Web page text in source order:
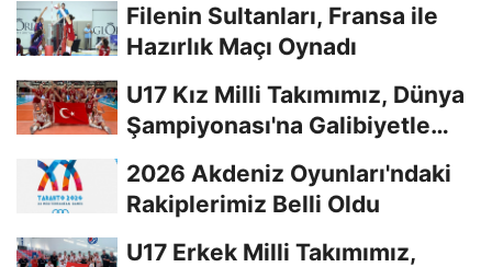
Filenin Sultanları, Fransa ile
Hazırlık Maçı Oynadı
U17 Kız Milli Takımımız, Dünya
Şampiyonası'na Galibiyetle
2026 Akdeniz Oyunları'ndaki
Rakiplerimiz Belli Oldu
U17 Erkek Milli Takımımız,